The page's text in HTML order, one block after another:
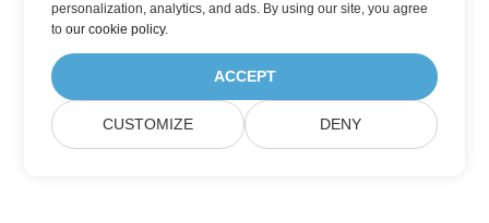
personalization, analytics, and ads. By using our site, you agree
toour cookie policy.
ACCEPT
CUSTOMIZE DENY